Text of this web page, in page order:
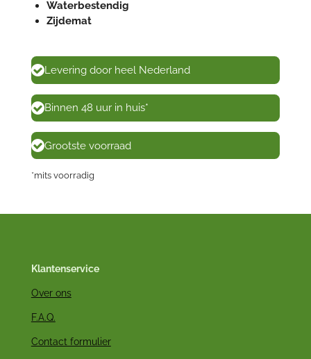
Waterbestendig
Zijdemat
Levering door heel Nederland
Binnen 48 uur in huis*
Grootste voorraad
*mits voorradig
Klantenservice
Over ons
F.A.Q.
Contact formulier